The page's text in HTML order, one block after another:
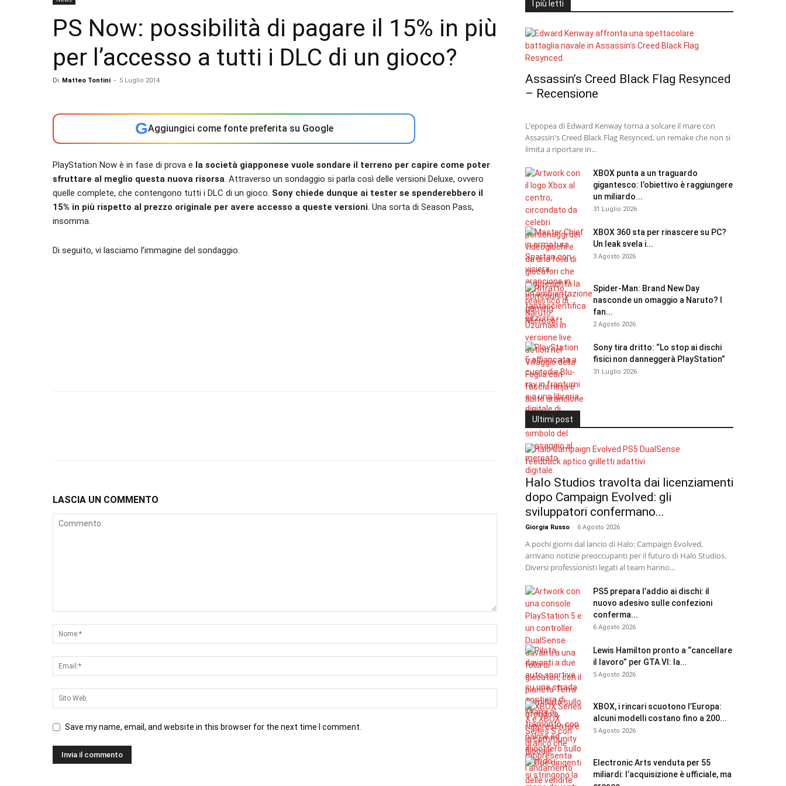
PS Now: possibilità di pagare il 15% in più
per l’accesso a tutti i DLC di un gioco?
Di Matteo Tontini - 5 Luglio 2014
GAggiungici come fonte preferita su Google
PlayStation Now è in fase di prova e la società giapponese vuole sondare il terreno per capire come poter
sfruttare al meglio questa nuova risorsa. Attraverso un sondaggio si parla così delle versioni Deluxe, ovvero
quelle complete, che contengono tutti i DLC di un gioco. Sony chiede dunque ai tester se spenderebbero il
15% in più rispetto al prezzo originale per avere accesso a queste versioni. Una sorta di Season Pass,
insomma.
Di seguito, vi lasciamo l’immagine del sondaggio.
LASCIA UN COMMENTO
Save my name, email, and website in this browser for the next time I comment.
I più letti
Assassin’s Creed Black Flag Resynced
– Recensione
L’epopea di Edward Kenway torna a solcare il mare con
Assassin's Creed Black Flag Resynced, un remake che non si
limita a riportare in...
XBOX punta a un traguardo
gigantesco: l’obiettivo è raggiungere
un miliardo...
31 Luglio 2026
XBOX 360 sta per rinascere su PC?
Un leak svela i...
3 Agosto 2026
Spider-Man: Brand New Day
nasconde un omaggio a Naruto? I
fan...
2 Agosto 2026
Sony tira dritto: “Lo stop ai dischi
fisici non danneggerà PlayStation”
31 Luglio 2026
Ultimi post
Halo Studios travolta dai licenziamenti
dopo Campaign Evolved: gli
sviluppatori confermano...
Giorgia Russo - 6 Agosto 2026
A pochi giorni dal lancio di Halo: Campaign Evolved,
arrivano notizie preoccupanti per il futuro di Halo Studios.
Diversi professionisti legati al team hanno...
PS5 prepara l’addio ai dischi: il
nuovo adesivo sulle confezioni
conferma...
6 Agosto 2026
Lewis Hamilton pronto a “cancellare
il lavoro” per GTA VI: la...
5 Agosto 2026
XBOX, i rincari scuotono l’Europa:
alcuni modelli costano fino a 200...
5 Agosto 2026
Electronic Arts venduta per 55
miliardi: l’acquisizione è ufficiale, ma